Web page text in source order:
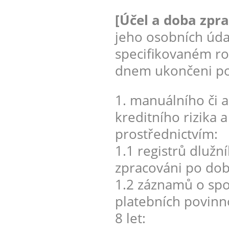
[Účel a doba
jeho osobních
specifikovaném
dnem ukončeni
1. manuálního či
kreditního rizika
prostřednictvím:
1.1 registrů
zpracováni po
1.2 záznamů o
platebních
8 let: